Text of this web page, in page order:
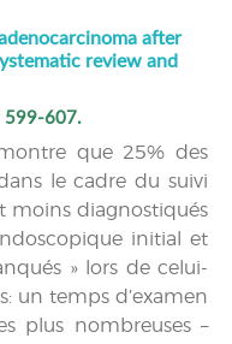
after
review and
599-607.
que 25% des
le cadre du suivi
moins diagnostiqués
initial et
» lors de celui-
un temps d’examen
plus nombreuses –